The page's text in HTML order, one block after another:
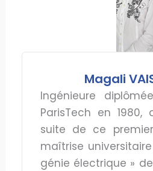
Magali
Ingénieure
ParisTech en
suite de ce
maîtrise
génie électrique »